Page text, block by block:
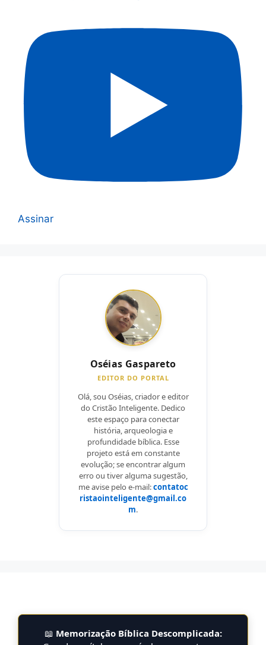
Assinar
Oséias Gaspareto
EDITOR DO PORTAL
Olá, sou Oséias, criador e editor
do Cristão Inteligente. Dedico
este espaço para conectar
história, arqueologia e
profundidade bíblica. Esse
projeto está em constante
evolução; se encontrar algum
erro ou tiver alguma sugestão,
me avise pelo e-mail:contatoc
ristaointeligente@gmail.co
m.
📖 Memorização Bíblica Descomplicada: